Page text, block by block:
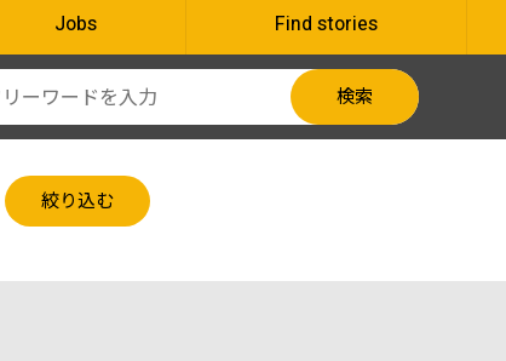
Jobs Find stories
検索
絞り込む